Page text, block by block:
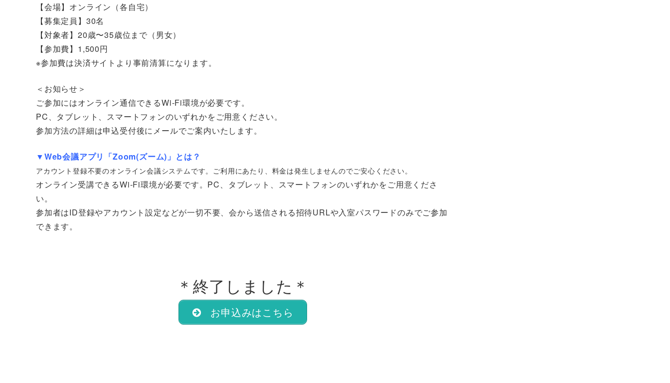
【会場】オンライン（各自宅）
【募集定員】30名
【対象者】20歳〜35歳位まで（男女）
【参加費】1,500円
※参加費は決済サイトより事前清算になります。
＜お知らせ＞
ご参加にはオンライン通信できるWi-Fi環境が必要です。
PC、タブレット、スマートフォンのいずれかをご用意ください。
参加方法の詳細は申込受付後にメールでご案内いたします。
▼Web会議アプリ「Zoom(ズーム)」とは？
アカウント登録不要のオンライン会議システムです。ご利用にあたり、料金は発生しませんのでご安心ください。
オンライン受講できるWi-Fi環境が必要です。PC、タブレット、スマートフォンのいずれかをご用意くださ
い。
参加者はID登録やアカウント設定などが一切不要、会から送信される招待URLや入室パスワードのみでご参加
できます。
＊終了しました＊
お申込みはこちら